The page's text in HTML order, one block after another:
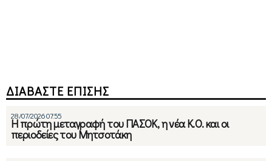
ΔΙΑΒΑΣΤΕ ΕΠΙΣΗΣ
28/07/2026 07:55
Η πρώτη μεταγραφή του ΠΑΣΟΚ, η νέα Κ.Ο. και οι
περιοδείες του Μητσοτάκη